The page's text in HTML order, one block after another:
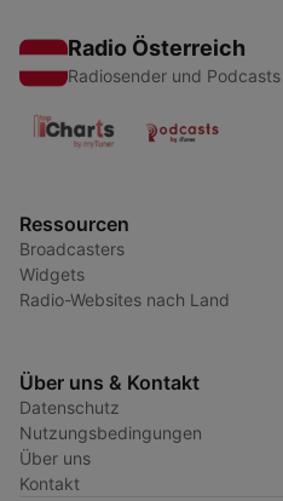
Radio Österreich
Radiosender und Podcasts
Ressourcen
Broadcasters
Widgets
Radio-Websites nach Land
Über uns & Kontakt
Datenschutz
Nutzungsbedingungen
Über uns
Kontakt